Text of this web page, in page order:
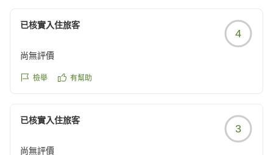
す。
食事は二部制 バイキングで好きな物をいただく事が出来 満
足。
夏休みということでお子様連れも多かったですが お客様の質
これといったメインメニューは無いのですが 種類は豊富でど
の世代の方でも満足出来るかなとは思います。(お食事を楽
已核實入住旅客
4
尚無評價
檢舉 有幫助
已核實入住旅客
3
尚無評價